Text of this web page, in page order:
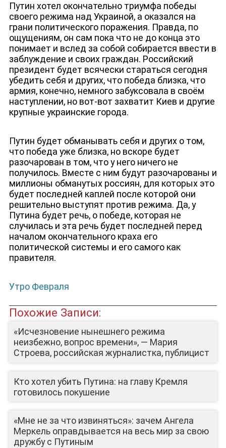
ЮТУБ-КАНАЛ
Путин хотел окончательно триумфа победы
своего режима над Украиной, а оказался на
грани политического поражения. Правда, по
ощущениям, он сам пока что не до конца это
понимает и вслед за собой собирается ввести в
заблуждение и своих граждан. Российский
президент будет всячески стараться сегодня
убедить себя и других, что победа близка, что
армия, конечно, немного забуксовала в своём
наступлении, но вот-вот захватит Киев и другие
крупные украинские города.
Путин будет обманывать себя и других о том,
что победа уже близка, но вскоре будет
разочарован в том, что у него ничего не
получилось. Вместе с ним будут разочарованы и
миллионы обманутых россиян, для которых это
будет последней каплей после которой они
решительно выступят против режима. Да, у
Путина будет речь, о победе, которая не
случилась и эта речь будет последней перед
началом окончательного краха его
политической системы и его самого как
правителя.
Утро Февраля
Похожие Записи:
«Исчезновение нынешнего режима
неизбежно, вопрос времени», — Мария
Строева, российская журналистка, публицист
Кто хотел убить Путина: на главу Кремля
готовилось покушение
«Мне не за что извиняться»: зачем Ангела
Меркель оправдывается на весь мир за свою
дружбу с Путиным